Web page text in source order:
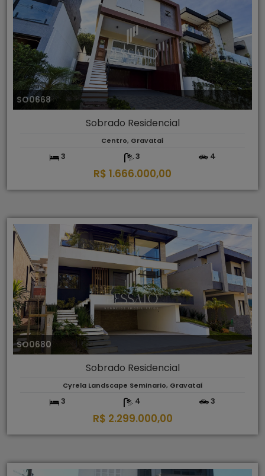
SO0668
Sobrado Residencial
Centro, Gravataí
3 3 4
R$ 1.666.000,00
SO0680
Sobrado Residencial
Cyrela Landscape Seminario, Gravataí
3 4 3
R$ 2.299.000,00